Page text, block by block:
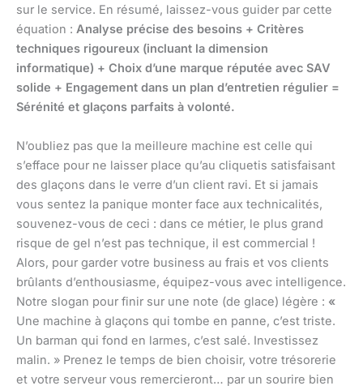
sur le service. En résumé, laissez-vous guider par cette
équation : Analyse précise des besoins + Critères
techniques rigoureux (incluant la dimension
informatique) + Choix d’une marque réputée avec SAV
solide + Engagement dans un plan d’entretien régulier =
Sérénité et glaçons parfaits à volonté.
N’oubliez pas que la meilleure machine est celle qui
s’efface pour ne laisser place qu’au cliquetis satisfaisant
des glaçons dans le verre d’un client ravi. Et si jamais
vous sentez la panique monter face aux technicalités,
souvenez-vous de ceci : dans ce métier, le plus grand
risque de gel n’est pas technique, il est commercial !
Alors, pour garder votre business au frais et vos clients
brûlants d’enthousiasme, équipez-vous avec intelligence.
Notre slogan pour finir sur une note (de glace) légère : «
Une machine à glaçons qui tombe en panne, c’est triste.
Un barman qui fond en larmes, c’est salé. Investissez
malin. » Prenez le temps de bien choisir, votre trésorerie
et votre serveur vous remercieront… par un sourire bien